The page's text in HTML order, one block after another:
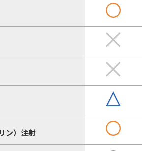
ン）注射